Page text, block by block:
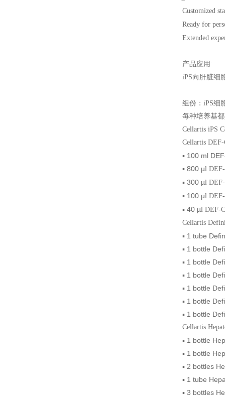
Customized
Ready for
Extended
产品应用:
iPS向肝脏细
组份：iPS细
每种培养基
Cellartis iPS
Cellartis
▪ 100 ml
▪ 800 µl
▪ 300 µl
▪ 100 µl
▪ 40 µl DEF-
Cellartis
▪ 1 tube
▪ 1 bottle
▪ 1 bottle
▪ 1 bottle
▪ 1 bottle
▪ 1 bottle
▪ 1 bottle
Cellartis
▪ 1 bottle
▪ 1 bottle
▪ 2 bottles
▪ 1 tube
▪ 3 bottles